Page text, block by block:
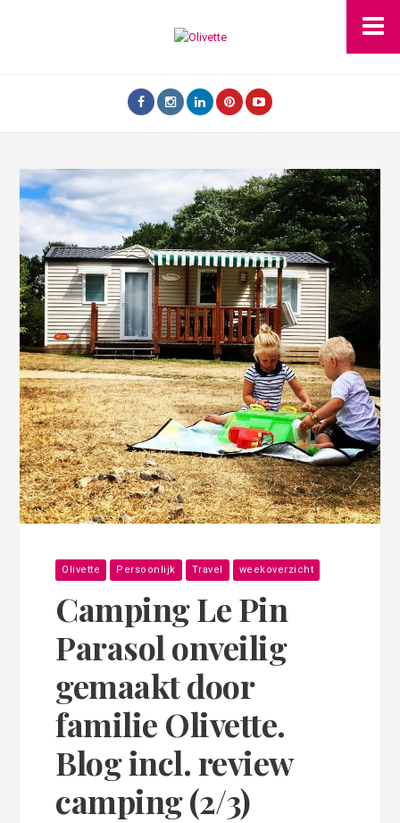
Olivette Persoonlijk Travel weekoverzicht
Camping Le Pin
Parasol onveilig
gemaakt door
familie Olivette.
Blog incl. review
camping (2/3)